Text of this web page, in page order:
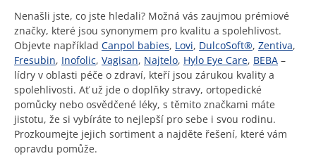
Nenašli jste, co jste hledali? Možná vás zaujmou prémiové
značky, které jsou synonymem pro kvalitu a spolehlivost.
Objevte například Canpol babies, Lovi, DulcoSoft®, Zentiva,
Fresubin, Inofolic, Vagisan, Najtelo, Hylo Eye Care, BEBA –
lídry v oblasti péče o zdraví, kteří jsou zárukou kvality a
spolehlivosti. Ať už jde o doplňky stravy, ortopedické
pomůcky nebo osvědčené léky, s těmito značkami máte
jistotu, že si vybíráte to nejlepší pro sebe i svou rodinu.
Prozkoumejte jejich sortiment a najděte řešení, které vám
opravdu pomůže.